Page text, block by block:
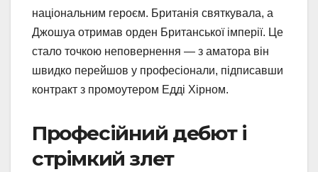
національним героєм. Британія святкувала, а
Джошуа отримав орден Британської імперії. Це
стало точкою неповернення — з аматора він
швидко перейшов у професіонали, підписавши
контракт з промоутером Едді Хірном.
Професійний дебют і
стрімкий злет